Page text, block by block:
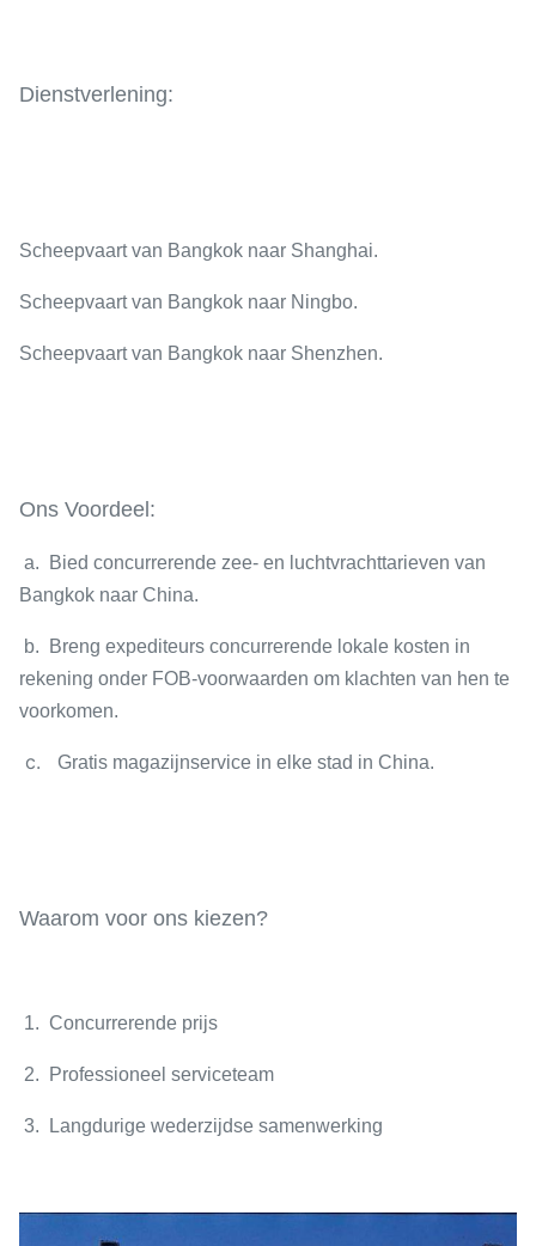
Dienstverlening:
Scheepvaart van Bangkok naar Shanghai.
Scheepvaart van Bangkok naar Ningbo.
Scheepvaart van Bangkok naar Shenzhen.
Ons Voordeel:
a. Bied concurrerende zee- en luchtvrachttarieven van
Bangkok naar China.
b. Breng expediteurs concurrerende lokale kosten in
rekening onder FOB-voorwaarden om klachten van hen te
voorkomen.
c. Gratis magazijnservice in elke stad in China.
Waarom voor ons kiezen?
1. Concurrerende prijs
2. Professioneel serviceteam
3. Langdurige wederzijdse samenwerking